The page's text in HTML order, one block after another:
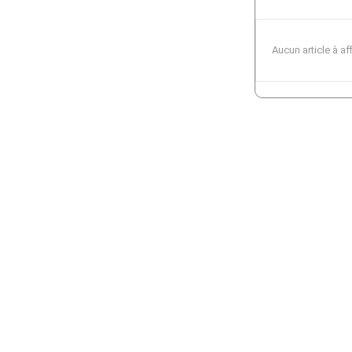
Aucun article à